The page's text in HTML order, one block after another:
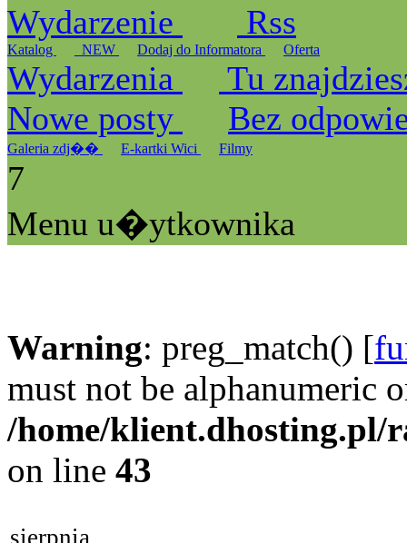
Wydarzenie
Rss
Katalog _NEW Dodaj do Informatora Oferta
Wydarzenia
Tu
Nowe posty
Bez
Galeria zdj�� E-kartki Wici Filmy
7
Menu u�ytkownika
Warning: preg_match() [
must not be alphanumeric
/home/klient.dhosting.pl/
on line 43
sierpnia